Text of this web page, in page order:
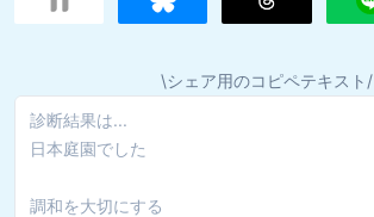
\シェア用のコピペテキスト/